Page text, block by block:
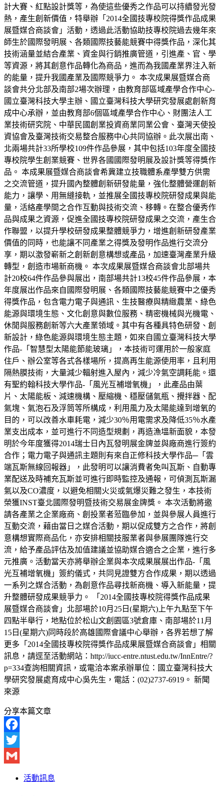
計大賽、紅點設計獎等，為使這些優秀之作品可以持續發光發
熱，產生創新價值，特舉辦「2014全國技專校院得獎作品成果
展暨媒合商談會」活動，透過此活動協助技專校院過去幾年來
師生於國際發明展、各類國際技藝能競賽中得獎作品，深化其
技術涵量並結合產業、資金與行銷推廣管道，引進產、官、學
等資源，將其創意作品轉化為商品，進而為我國產業界注入新
的能量，提升我國產業及國際競爭力。 本次成果展暨媒合商
談會共分北部及南部2場次辦理，由教育部區域產學合作中心-
國立臺灣科技大學主辦、國立臺灣科技大學研究發展處創新育
成中心承辦，並由教育部6個區域產學合作中心、財團法人工
業技術研究院、中華民國創業投資商業同業公會、臺灣天使投
資協會及臺灣技術交易整合服務中心共同協辦。此次展出南、
北兩場共計33所學校109件作品參展，其中包括103年度全國技
專校院學生創業競賽、世界各國國際發明展及設計獎等得獎作
品。 本成果展暨媒合商談會希冀建立技職體系產學雙方供需
之交流管道，提升國內整體創新研發能量，強化整體營運創新
能力，讓學、用無縫接軌，並推展全國技專校院研發成果與能
量，活絡產學間之合作互動與技術交流、移轉。在整合優秀作
品與成果之資源，促進全國技專校院研發成果之交流，產生合
作聯盟，以提升學校研發成果整體競爭力，增進創新研發產業
價值的同時，也能讓不同產業之得獎及發明作品進行交流分
享，期以激發嶄新之創新創意構想或產品，加速臺灣產業升級
轉型，創造市場新商機。 本次成果展暨媒合商談會北部場共
計20校64件作品參與展出，南部場共計13校45件作品參展，本
年度展出作品來自國際發明展、各類國際技藝能競賽中之優秀
得獎作品，包含電力電子與通訊、生技醫療與精緻農業、綠色
能源與環境生態、文化創意與數位服務、精密機械與光機電、
休閒與服務創新等六大產業領域。其中有各種具特色研發、創
新設計，綠色能源與環境生態主題，如來自國立臺灣科技大學
作品-「智慧型太陽能節能玻璃」，本技術可運用於一般家庭
住戶、辦公室等各式各樣場所，提高再生能源使用率，且利用
隔熱膜技術，大量減少輻射進入屋內，減少冷氣空調耗能。還
有聖約翰科技大學作品-「風光互補增氧機」，此產品由葉
片、太陽能板、減速機構、壓縮機、穩壓儲氣瓶、攪拌器、配
氣塊、氣泡石及浮筒等所構成，利用風力及太陽能達到增氧的
目的，可以改善水車耗電，減少30％用電需求及降低35％水產
業支出成本，並可進行不同造型規劃，再造漁塭新面貌，本發
明於今年度獲得2014瑞士日內瓦發明展金牌並與廠商進行簽約
合作；電力電子與通訊主題則有來自正修科技大學作品─「雲
端瓦斯無線回報器」，此發明可以讓消費者免叫瓦斯、自動專
業配送及時補充瓦斯並可進行即時監控及通報，可偵測瓦斯漏
氣以及CO濃度，以避免相關火災或氣爆災難之發生，本技術
榮獲INST臺北國際發明暨技術交易展金牌獎。 本次活動將邀
請各產業之企業廠商、創投業者蒞臨參加，並與參展人員進行
互動交流，藉由當日之媒合活動，期以促成雙方之合作，將創
意構想實際商品化，亦安排相關技服業者與參展團隊進行交
流，給予產品評估及加值建議並協助媒合適合之企業，進行多
元推廣。活動當天亦將舉辦企業與本次成果展展出作品-「風
光互補增氧機」簽約儀式，共同見證雙方合作成果，期以透過
一系列之媒合活動，為創意作品尋找新商機、導入新能量，提
升整體研發成果競爭力。 「2014全國技專校院得獎作品成果
展暨媒合商談會」北部場於10月25日(星期六)上午九點至下午
四點半舉行，地點位於松山文創園區3號倉庫、南部場於11月
15日(星期六)同時段於高雄國際會議中心舉辦，各界若想了解
更多「2014全國技專校院得獎作品成果展暨媒合商談會」相關
訊息，請逕至活動網站：http://iucc-entre.ntust.edu.tw/InnEntre/?
p=334查詢相關資訊，或電洽本案承辦單位：國立臺灣科技大
學研究發展處育成中心吳先生，電話：(02)2737-6919。 新聞
來源
分享本篇文章
Facebook
Twitter
活動訊息